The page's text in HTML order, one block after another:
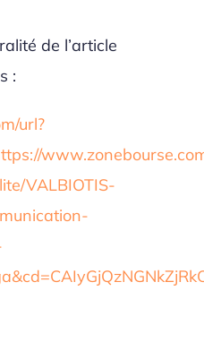
de l’article
:
url?
VALBIOTIS-